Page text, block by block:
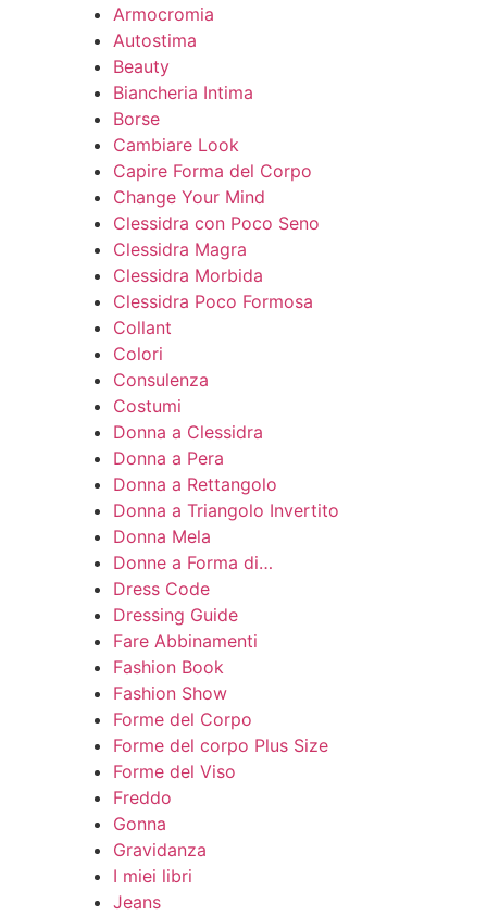
Armocromia
Autostima
Beauty
Biancheria Intima
Borse
Cambiare Look
Capire Forma del Corpo
Change Your Mind
Clessidra con Poco Seno
Clessidra Magra
Clessidra Morbida
Clessidra Poco Formosa
Collant
Colori
Consulenza
Costumi
Donna a Clessidra
Donna a Pera
Donna a Rettangolo
Donna a Triangolo Invertito
Donna Mela
Donne a Forma di…
Dress Code
Dressing Guide
Fare Abbinamenti
Fashion Book
Fashion Show
Forme del Corpo
Forme del corpo Plus Size
Forme del Viso
Freddo
Gonna
Gravidanza
I miei libri
Jeans